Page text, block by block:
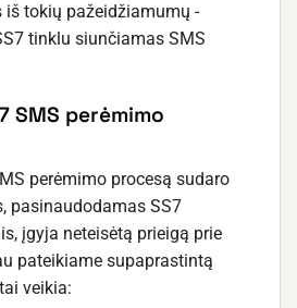
iš tokių pažeidžiamumų -
tinklu siunčiamas SMS
SMS perėmimo
perėmimo procesą sudaro
pasinaudodamas SS7
įgyja neteisėtą prieigą prie
pateikiame supaprastintą
veikia: